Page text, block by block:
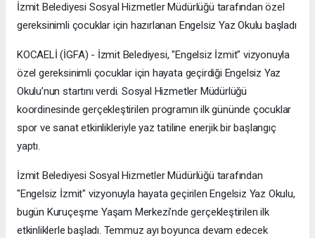
İzmit Belediyesi Sosyal Hizmetler Müdürlüğü tarafından özel
gereksinimli çocuklar için hazırlanan Engelsiz Yaz Okulu başladı
KOCAELİ (İGFA) - İzmit Belediyesi, "Engelsiz İzmit" vizyonuyla
özel gereksinimli çocuklar için hayata geçirdiği Engelsiz Yaz
Okulu’nun startını verdi. Sosyal Hizmetler Müdürlüğü
koordinesinde gerçekleştirilen programın ilk gününde çocuklar
spor ve sanat etkinlikleriyle yaz tatiline enerjik bir başlangıç
yaptı.
İzmit Belediyesi Sosyal Hizmetler Müdürlüğü tarafından
"Engelsiz İzmit" vizyonuyla hayata geçirilen Engelsiz Yaz Okulu,
bugün Kuruçeşme Yaşam Merkezi’nde gerçekleştirilen ilk
etkinliklerle başladı. Temmuz ayı boyunca devam edecek